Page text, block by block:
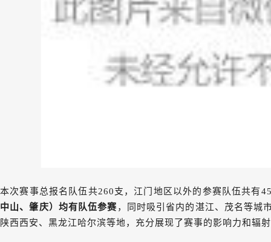
本次赛事总报名队伍共260支，江门地区以外的参赛队伍共有
中山、肇庆）均有队伍参赛，同时吸引省内的湛江、茂名等城
陕西西安、黑龙江哈尔滨等地，充分展现了赛事的影响力和辐